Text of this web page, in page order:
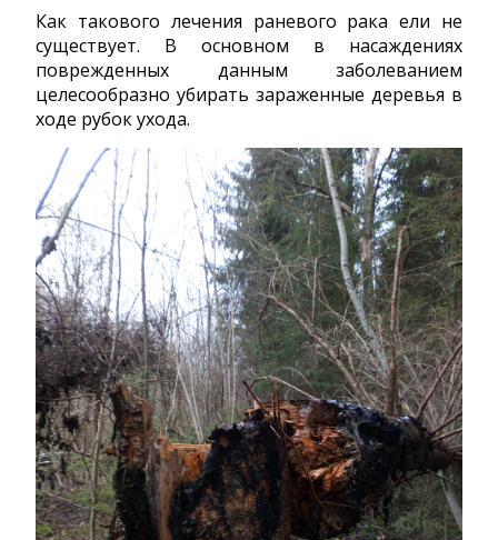
Как такового лечения раневого рака ели не
существует. В основном в насаждениях
поврежденных данным заболеванием
целесообразно убирать зараженные деревья в
ходе рубок ухода.